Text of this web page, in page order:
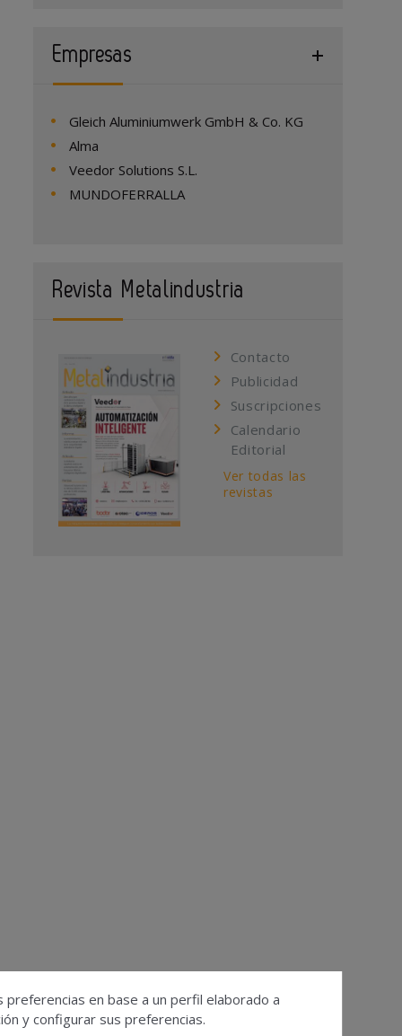
Empresas
Gleich Aluminiumwerk GmbH & Co. KG
Alma
Veedor Solutions S.L.
MUNDOFERRALLA
Revista Metalindustria
Contacto
Publicidad
Suscripciones
Calendario
Editorial
Ver todas las
revistas
en base a un perfil elaborado a
y configurar sus preferencias.